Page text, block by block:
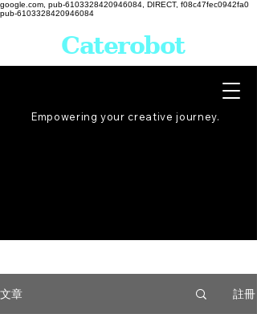
google.com, pub-6103328420946084, DIRECT, f08c47fec0942fa0
pub-6103328420946084
Empowering your creative journey.
Caterobot
文章 註冊